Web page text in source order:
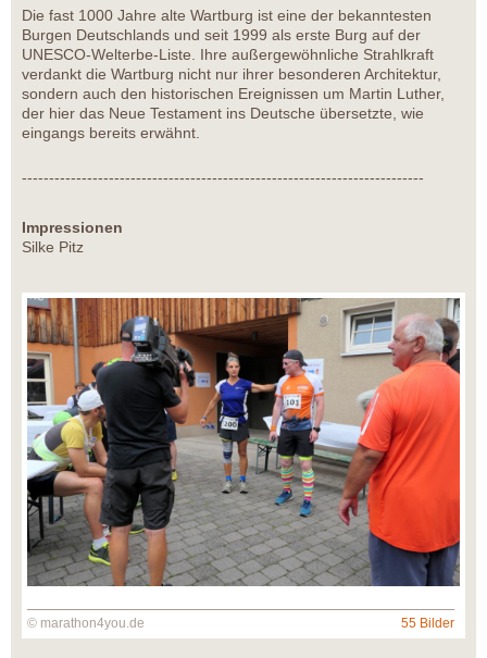
Die fast 1000 Jahre alte Wartburg ist eine der bekanntesten
Burgen Deutschlands und seit 1999 als erste Burg auf der
UNESCO-Welterbe-Liste. Ihre außergewöhnliche Strahlkraft
verdankt die Wartburg nicht nur ihrer besonderen Architektur,
sondern auch den historischen Ereignissen um Martin Luther,
der hier das Neue Testament ins Deutsche übersetzte, wie
eingangs bereits erwähnt.
--------------------------------------------------------------------------
Impressionen
Silke Pitz
© marathon4you.de 55 Bilder